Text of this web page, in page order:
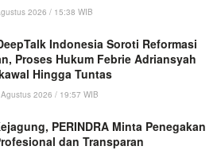
2026 / 15:38 WIB
Indonesia Soroti Reformasi
Proses Hukum Febrie Adriansyah
Hingga Tuntas
2026 / 19:57 WIB
PERINDRA Minta Penegakan
dan Transparan